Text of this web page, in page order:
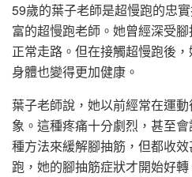
59歲的葉子老師是超慢跑的忠
富的超慢跑老師。她曾經深受
正常走路。但在接觸超慢跑後
身體也變得更加健康。
葉子老師說，她以前經常在運
象。這種疼痛十分劇烈，甚至
種方法來緩解腳抽筋，但都收
跑，她的腳抽筋症狀才開始好轉